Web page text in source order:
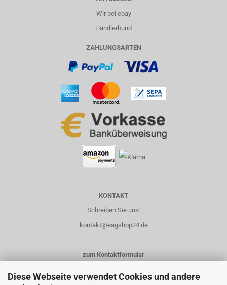
Diese Webseite verwendet Cookies und andere
Wir bei ebay
Händlerbund
ZAHLUNGSARTEN
KONTAKT
Schreiben Sie uns:
kontakt@eagshop24.de
zum Kontaktformular